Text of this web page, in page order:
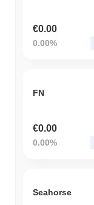
€0.00
0.00%
FN
€0.00
0.00%
Seahorse